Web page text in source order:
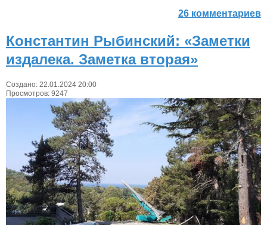
26 комментариев
Константин Рыбинский: «Заметки
издалека. Заметка вторая»
Создано: 22.01.2024 20:00
Просмотров: 9247